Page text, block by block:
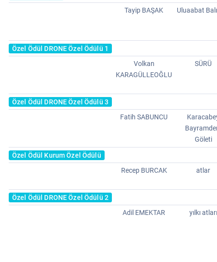
Tayip BAŞAK
Uluaabat
Özel Ödül DRONE Özel Ödülü 1
Volkan
KARAGÜLLEOĞLU
SÜRÜ
Özel Ödül DRONE Özel Ödülü 3
Fatih SABUNCU
Göleti
Özel Ödül Kurum Özel Ödülü
Recep BURCAK
atlar
Özel Ödül DRONE Özel Ödülü 2
Adil EMEKTAR
yılkı atları